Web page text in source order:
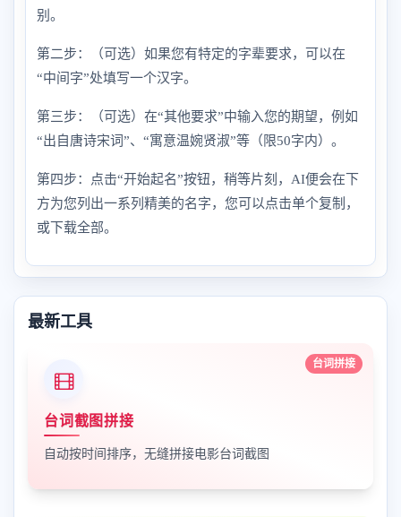
别。
第二步：（可选）如果您有特定的字辈要求，可以在
“中间字”处填写一个汉字。
第三步：（可选）在“其他要求”中输入您的期望，例如
“出自唐诗宋词”、“寓意温婉贤淑”等（限50字内）。
第四步：点击“开始起名”按钮，稍等片刻，AI便会在下
方为您列出一系列精美的名字，您可以点击单个复制，
或下载全部。
最新工具
台词拼接
台词截图拼接
自动按时间排序，无缝拼接电影台词截图